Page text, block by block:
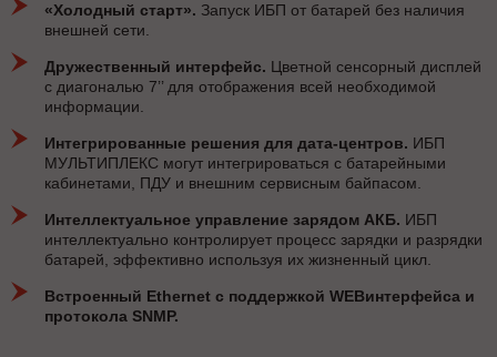
«Холодный старт». Запуск ИБП от батарей без наличия
внешней сети.
Дружественный интерфейс. Цветной сенсорный дисплей
с диагональю 7’’ для отображения всей необходимой
информации.
Интегрированные решения для дата-центров. ИБП
МУЛЬТИПЛЕКС могут интегрироваться с батарейными
кабинетами, ПДУ и внешним сервисным байпасом.
Интеллектуальное управление зарядом АКБ. ИБП
интеллектуально контролирует процесс зарядки и разрядки
батарей, эффективно используя их жизненный цикл.
Встроенный Ethernet с поддержкой WEBинтерфейса и
протокола SNMP.